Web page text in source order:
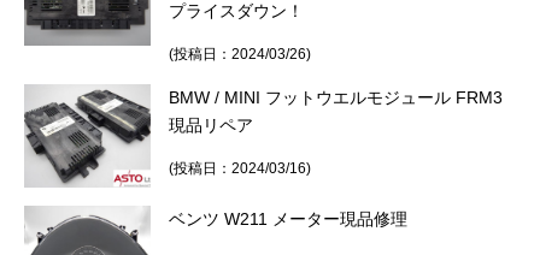
プライスダウン！
(投稿日：2024/03/26)
BMW / MINI フットウエルモジュール FRM3
現品リペア
(投稿日：2024/03/16)
ベンツ W211 メーター現品修理